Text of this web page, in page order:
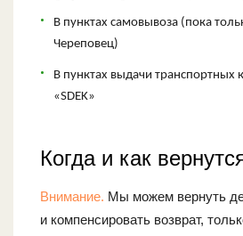
В пунктах самовывоза (пока
Череповец)
В пунктах выдачи транспортных
«SDEK»
Когда и как
Внимание. Мы можем вернуть
и компенсировать возврат,